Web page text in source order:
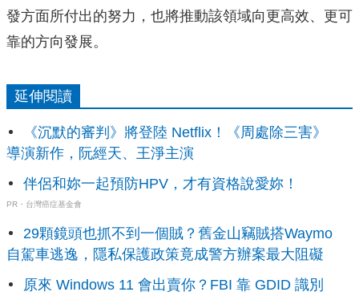
發方面所付出的努力，也將推動該領域向更高效、更可
靠的方向發展。
延伸閱讀
《沉默的審判》將登陸 Netflix！《周處除三害》
導演新作，阮經天、王淨主演
伴侶和妳一起預防HPV，才有資格說愛妳！
PR・台灣癌症基金會
29顆鏡頭也抓不到一個賊？舊金山竊賊搭Waymo
自駕車逃逸，隱私保護政策竟成警方辦案最大阻礙
原來 Windows 11 會出賣你？FBI 靠 GDID 識別